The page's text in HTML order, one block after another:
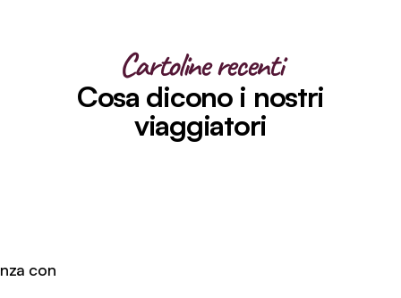
Cartoline recenti
Cosa dicono i nostri
viaggiatori
con